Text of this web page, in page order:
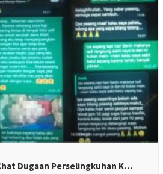
Dugaan Perselingkuhan K…